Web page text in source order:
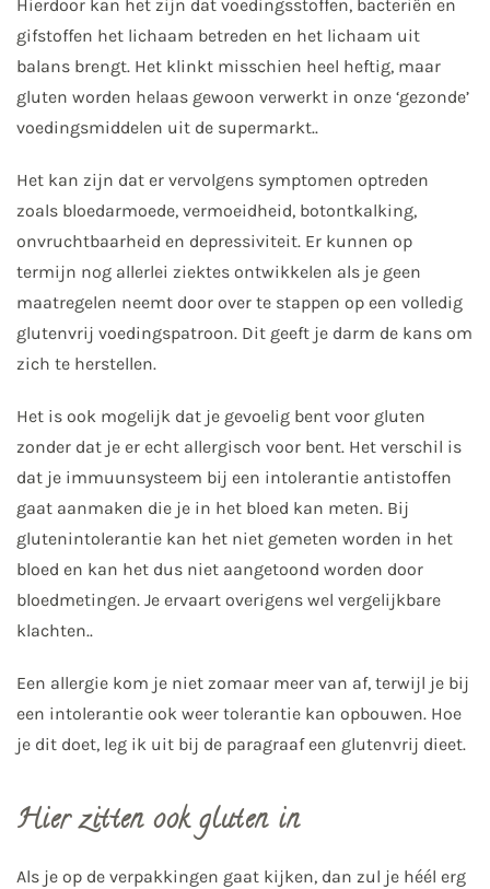
Hierdoor kan het zijn dat voedingsstoffen, bacteriën en
gifstoffen het lichaam betreden en het lichaam uit
balans brengt. Het klinkt misschien heel heftig, maar
gluten worden helaas gewoon verwerkt in onze ‘gezonde’
voedingsmiddelen uit de supermarkt..
Het kan zijn dat er vervolgens symptomen optreden
zoals bloedarmoede, vermoeidheid, botontkalking,
onvruchtbaarheid en depressiviteit. Er kunnen op
termijn nog allerlei ziektes ontwikkelen als je geen
maatregelen neemt door over te stappen op een volledig
glutenvrij voedingspatroon. Dit geeft je darm de kans om
zich te herstellen.
Het is ook mogelijk dat je gevoelig bent voor gluten
zonder dat je er echt allergisch voor bent. Het verschil is
dat je immuunsysteem bij een intolerantie antistoffen
gaat aanmaken die je in het bloed kan meten. Bij
glutenintolerantie kan het niet gemeten worden in het
bloed en kan het dus niet aangetoond worden door
bloedmetingen. Je ervaart overigens wel vergelijkbare
klachten..
Een allergie kom je niet zomaar meer van af, terwijl je bij
een intolerantie ook weer tolerantie kan opbouwen. Hoe
je dit doet, leg ik uit bij de paragraaf een glutenvrij dieet.
Hier zitten ook gluten in
Als je op de verpakkingen gaat kijken, dan zul je héél erg